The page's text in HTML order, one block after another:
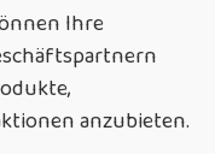
Ihre
anzubieten.